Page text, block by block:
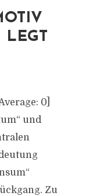
LEGT
0]
und
Zu